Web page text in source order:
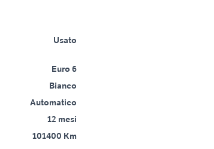
Usato
Euro 6
Bianco
Automatico
12 mesi
101400 Km